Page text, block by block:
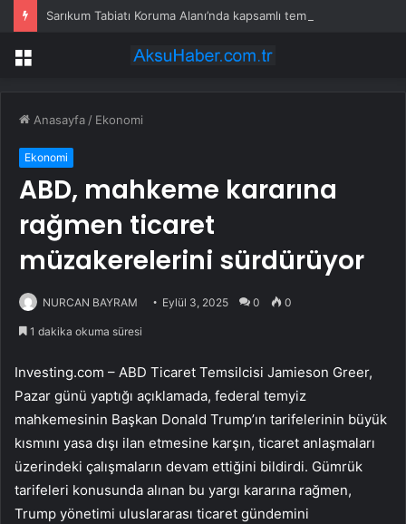
Sarıkum Tabiatı Koruma Alanı’nda kapsamlı temizlik
Menü
Anasayfa / Ekonomi
Ekonomi
ABD, mahkeme kararına
rağmen ticaret
müzakerelerini sürdürüyor
NURCAN BAYRAM Eylül 3, 2025 0 0
1 dakika okuma süresi
Investing.com – ABD Ticaret Temsilcisi Jamieson Greer,
Pazar günü yaptığı açıklamada, federal temyiz
mahkemesinin Başkan Donald Trump’ın tarifelerinin büyük
kısmını yasa dışı ilan etmesine karşın, ticaret anlaşmaları
üzerindeki çalışmaların devam ettiğini bildirdi. Gümrük
tarifeleri konusunda alınan bu yargı kararına rağmen,
Trump yönetimi uluslararası ticaret gündemini